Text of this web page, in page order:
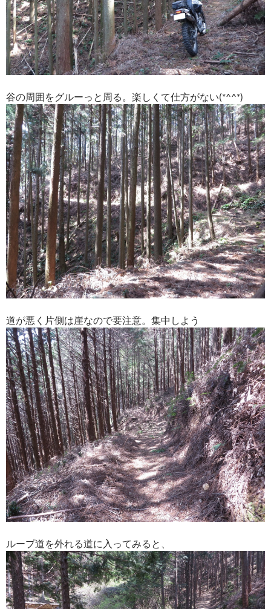
谷の周囲をグルーっと周る。楽しくて仕方がない(*^^*)
道が悪く片側は崖なので要注意。集中しよう
ループ道を外れる道に入ってみると、